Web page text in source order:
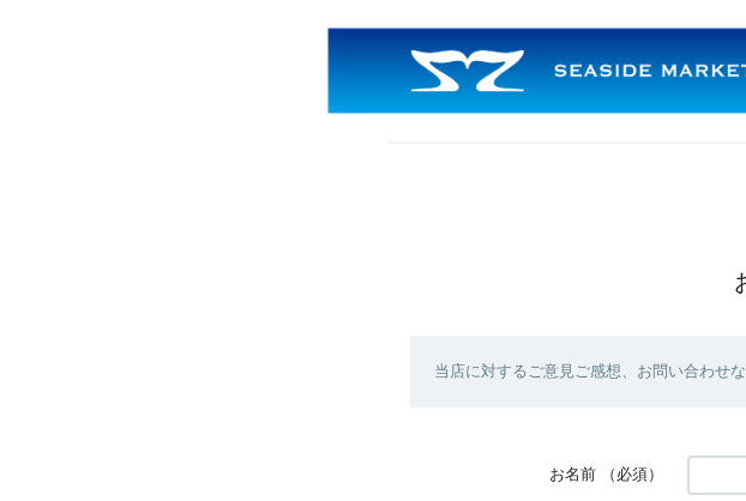
当店に対するご意見ご感想、お問い合わせ
お名前 （必須）